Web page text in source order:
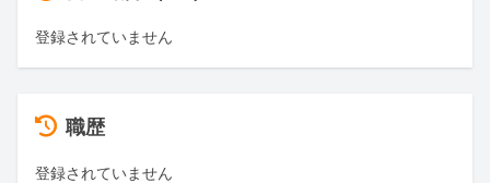
登録されていません
職歴
登録されていません